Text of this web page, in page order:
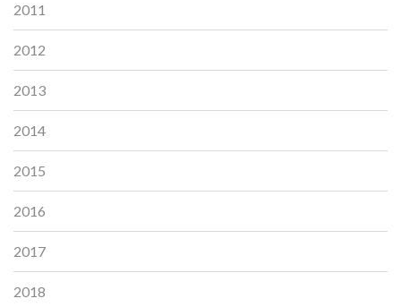
2011
2012
2013
2014
2015
2016
2017
2018